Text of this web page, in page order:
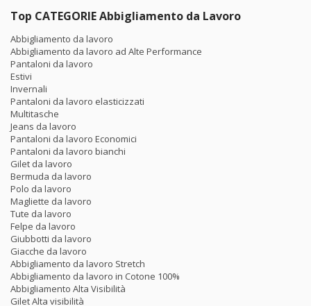
Top CATEGORIE Abbigliamento da Lavoro
Abbigliamento da lavoro
Abbigliamento da lavoro ad Alte Performance
Pantaloni da lavoro
Estivi
Invernali
Pantaloni da lavoro elasticizzati
Multitasche
Jeans da lavoro
Pantaloni da lavoro Economici
Pantaloni da lavoro bianchi
Gilet da lavoro
Bermuda da lavoro
Polo da lavoro
Magliette da lavoro
Tute da lavoro
Felpe da lavoro
Giubbotti da lavoro
Giacche da lavoro
Abbigliamento da lavoro Stretch
Abbigliamento da lavoro in Cotone 100%
Abbigliamento Alta Visibilità
Gilet Alta visibilità